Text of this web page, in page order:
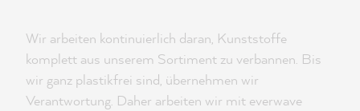
Wir arbeiten kontinuierlich daran, Kunststoffe
komplett aus unserem Sortiment zu verbannen. Bis
wir ganz plastikfrei sind, übernehmen wir
Verantwortung. Daher arbeiten wir mit everwave